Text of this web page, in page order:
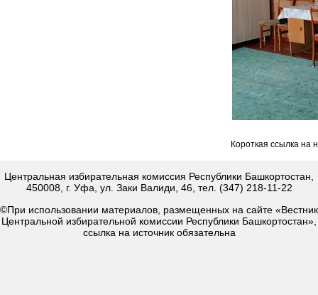
Короткая ссылка на
Центральная избирательная комиссия Республики Башкортостан,
450008, г. Уфа, ул. Заки Валиди, 46, тел. (347) 218-11-22
©При использовании материалов, размещенных на сайте «Вестник
Центральной избирательной комиссии Республики Башкортостан»,
ссылка на источник обязательна